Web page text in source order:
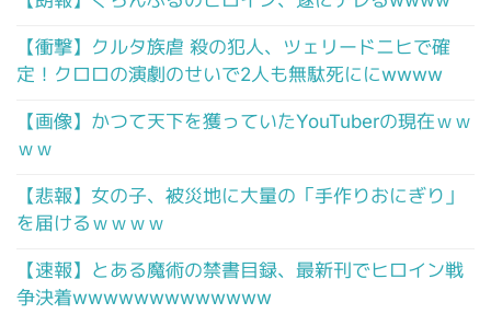
【衝撃】クルタ族虐 殺の犯人、ツェリードニヒで確
定！クロロの演劇のせいで2人も無駄死ににwwww
【画像】かつて天下を獲っていたYouTuberの現在ｗｗ
ｗｗ
【悲報】女の子、被災地に大量の「手作りおにぎり」
を届けるｗｗｗｗ
【速報】とある魔術の禁書目録、最新刊でヒロイン戦
争決着wwwwwwwwwwwww